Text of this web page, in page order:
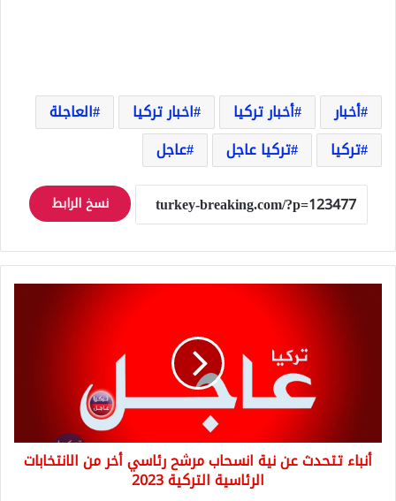
أخبار أخبار تركيا اخبار تركيا
العاجلة
تركيا
تركيا عاجل عاجل
نسخ الرابط
من
الانتخابات
أنباء تتحدث عن نية انسحاب مرشح رئاسي أخر من الانتخابات
الرئاسية التركية 2023